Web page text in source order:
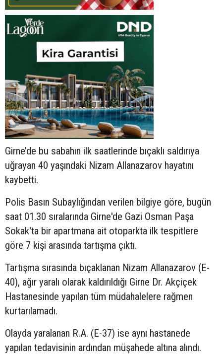
Girne’de bu sabahın ilk saatlerinde bıçaklı saldırıya
uğrayan 40 yaşındaki Nizam Allanazarov hayatını
kaybetti.
Polis Basın Subaylığından verilen bilgiye göre, bugün
saat 01.30 sıralarında Girne'de Gazi Osman Paşa
Sokak'ta bir apartmana ait otoparkta ilk tespitlere
göre 7 kişi arasında tartışma çıktı.
Tartışma sırasında bıçaklanan Nizam Allanazarov (E-
40), ağır yaralı olarak kaldırıldığı Girne Dr. Akçiçek
Hastanesinde yapılan tüm müdahalelere rağmen
kurtarılamadı.
Olayda yaralanan R.A. (E-37) ise aynı hastanede
yapılan tedavisinin ardından müşahede altına alındı.